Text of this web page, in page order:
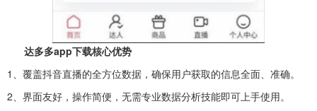
达多多app下载核心优势
1、覆盖抖音直播的全方位数据，确保用户获取的信息全面、准确。
2、界面友好，操作简便，无需专业数据分析技能即可上手使用。